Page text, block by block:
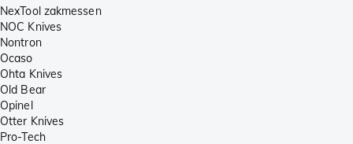
NexTool zakmessen
NOC Knives
Nontron
Ocaso
Ohta Knives
Old Bear
Opinel
Otter Knives
Pro-Tech